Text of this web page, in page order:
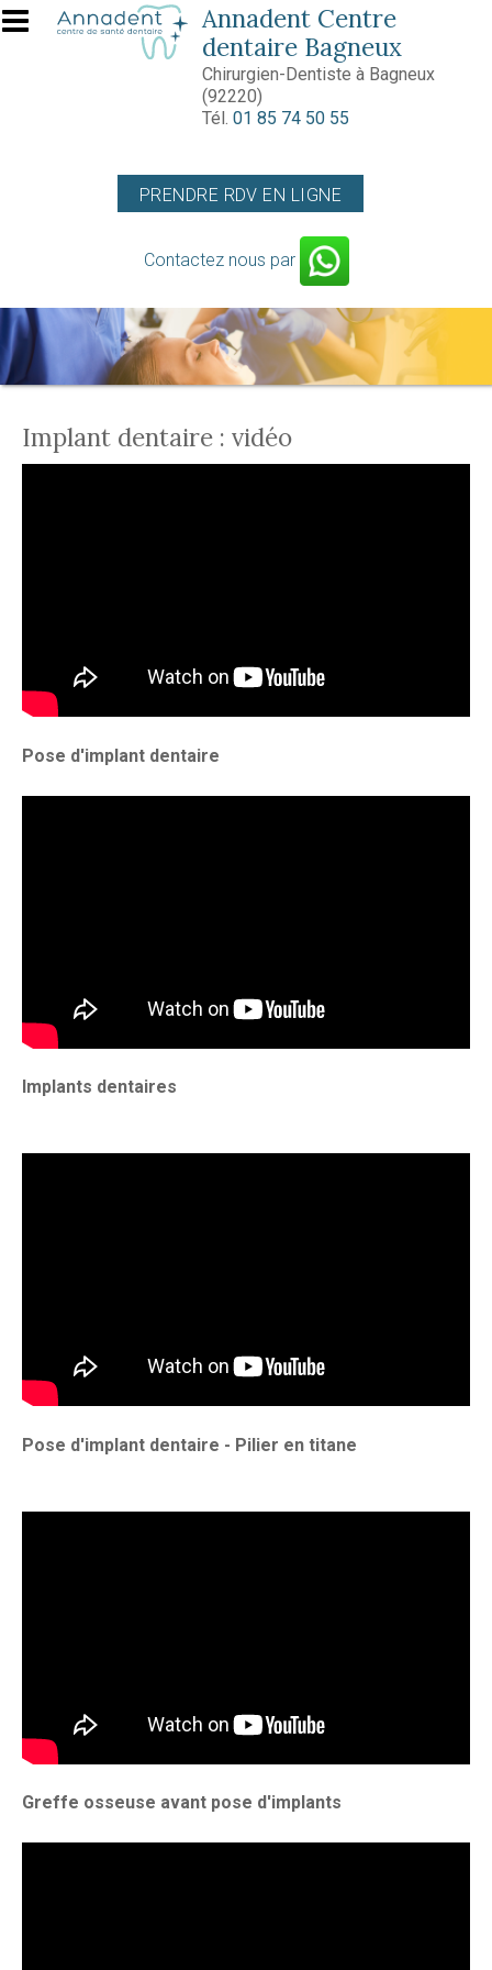
Aller au contenu principal
Annadent Centre
dentaire Bagneux
Chirurgien-Dentiste à Bagneux
(92220)
Tél. 01 85 74 50 55
PRENDRE RDV EN LIGNE
Contactez nous par
Implant dentaire : vidéo
Pose d'implant dentaire
Implants dentaires
Pose d'implant dentaire - Pilier en titane
Greffe osseuse avant pose d'implants